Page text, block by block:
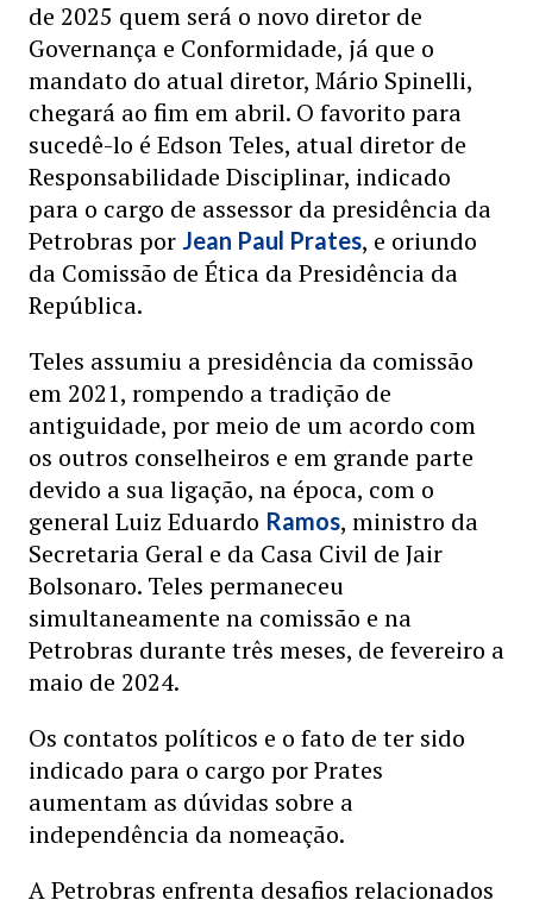
de 2025 quem será o novo diretor de
Governança e Conformidade, já que o
mandato do atual diretor, Mário Spinelli,
chegará ao fim em abril. O favorito para
sucedê-lo é Edson Teles, atual diretor de
Responsabilidade Disciplinar, indicado
para o cargo de assessor da presidência da
Petrobras por Jean Paul Prates, e oriundo
da Comissão de Ética da Presidência da
República.
Teles assumiu a presidência da comissão
em 2021, rompendo a tradição de
antiguidade, por meio de um acordo com
os outros conselheiros e em grande parte
devido a sua ligação, na época, com o
general Luiz Eduardo Ramos, ministro da
Secretaria Geral e da Casa Civil de Jair
Bolsonaro. Teles permaneceu
simultaneamente na comissão e na
Petrobras durante três meses, de fevereiro a
maio de 2024.
Os contatos políticos e o fato de ter sido
indicado para o cargo por Prates
aumentam as dúvidas sobre a
independência da nomeação.
A Petrobras enfrenta desafios relacionados